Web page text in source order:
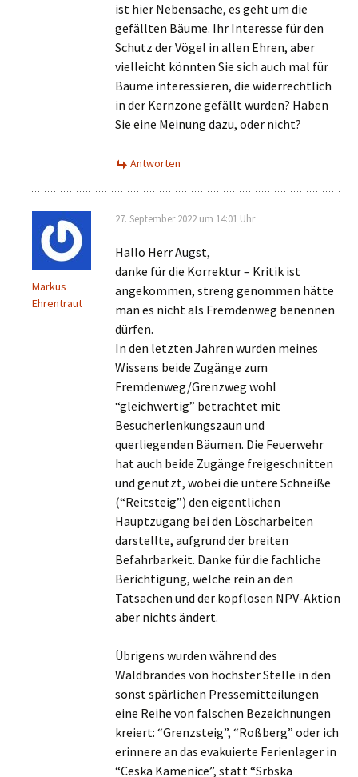
ist hier Nebensache, es geht um die
gefällten Bäume. Ihr Interesse für den
Schutz der Vögel in allen Ehren, aber
vielleicht könnten Sie sich auch mal für
Bäume interessieren, die widerrechtlich
in der Kernzone gefällt wurden? Haben
Sie eine Meinung dazu, oder nicht?
Antworten
Markus
Ehrentraut
27. September 2022 um 14:01 Uhr
Hallo Herr Augst,
danke für die Korrektur – Kritik ist
angekommen, streng genommen hätte
man es nicht als Fremdenweg benennen
dürfen.
In den letzten Jahren wurden meines
Wissens beide Zugänge zum
Fremdenweg/Grenzweg wohl
“gleichwertig” betrachtet mit
Besucherlenkungszaun und
querliegenden Bäumen. Die Feuerwehr
hat auch beide Zugänge freigeschnitten
und genutzt, wobei die untere Schneiße
(“Reitsteig”) den eigentlichen
Hauptzugang bei den Löscharbeiten
darstellte, aufgrund der breiten
Befahrbarkeit. Danke für die fachliche
Berichtigung, welche rein an den
Tatsachen und der kopflosen NPV-Aktion
aber nichts ändert.
Übrigens wurden während des
Waldbrandes von höchster Stelle in den
sonst spärlichen Pressemitteilungen
eine Reihe von falschen Bezeichnungen
kreiert: “Grenzsteig”, “Roßberg” oder ich
erinnere an das evakuierte Ferienlager in
“Ceska Kamenice”, statt “Srbska